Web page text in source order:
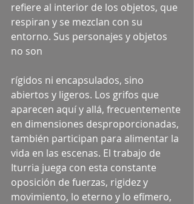
refiere al interior de los objetos, que
respiran y se mezclan con su
entorno. Sus personajes y objetos
no son
rígidos ni encapsulados, sino
abiertos y ligeros. Los grifos que
aparecen aquí y allá, frecuentemente
en dimensiones desproporcionadas,
también participan para alimentar la
vida en las escenas. El trabajo de
Iturria juega con esta constante
oposición de fuerzas, rigidez y
movimiento, lo eterno y lo efímero,